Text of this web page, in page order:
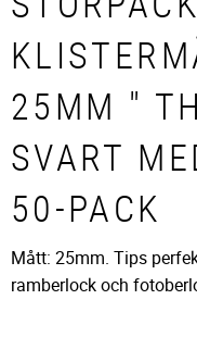
25MM "
SVART
50-PACK
Mått: 25mm. Tips
ramberlock och